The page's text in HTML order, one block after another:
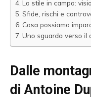
Lo stile in campo:
Sfide, rischi e
Cosa possiamo
Uno sguardo verso il
Dalle
di Antoine